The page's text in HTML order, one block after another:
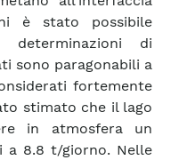
è stato possibile
di
sono paragonabili a
fortemente
stimato che il lago
in atmosfera un
a 8.8 t/giorno. Nelle